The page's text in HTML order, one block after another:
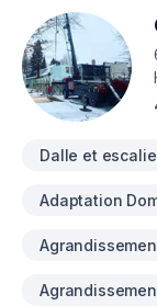
privilégions la
des relations de
ensemble vos
maintenant.
Dalle et
Adaptation